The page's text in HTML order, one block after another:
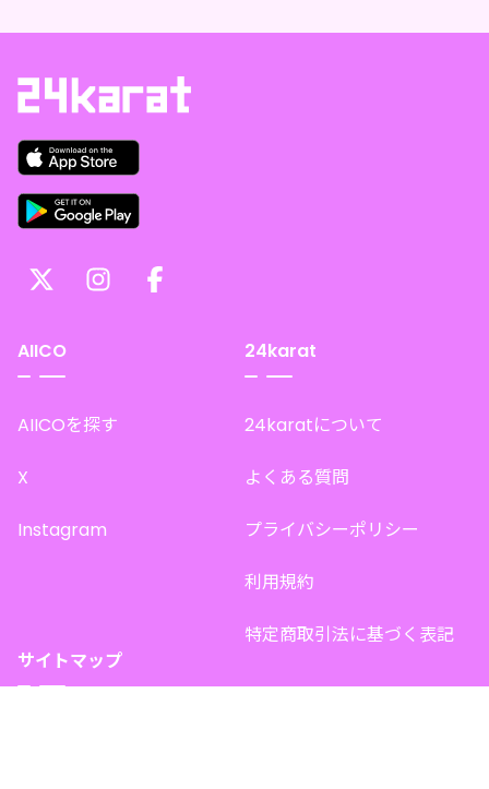
AIICO
AIICOを探す
X
Instagram
24karat
24karatについて
よくある質問
プライバシーポリシー
利用規約
特定商取引法に基づく表記
サイトマップ